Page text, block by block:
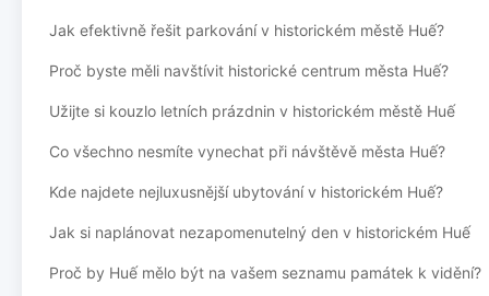
Jak efektivně řešit parkování v historickém městě Huế?
Proč byste měli navštívit historické centrum města Huế?
Užijte si kouzlo letních prázdnin v historickém městě Huế
Co všechno nesmíte vynechat při návštěvě města Huế?
Kde najdete nejluxusnější ubytování v historickém Huế?
Jak si naplánovat nezapomenutelný den v historickém Huế
Proč by Huế mělo být na vašem seznamu památek k vidění?